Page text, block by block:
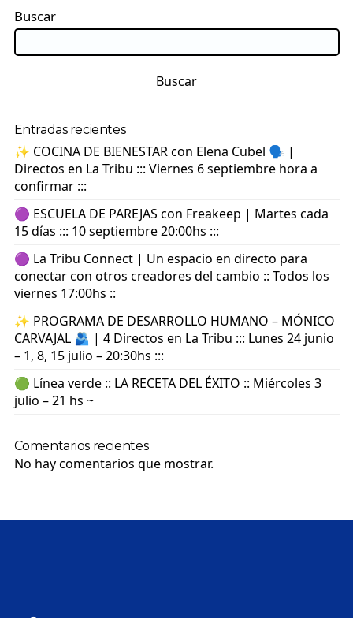
Buscar
Buscar
Entradas recientes
✨ COCINA DE BIENESTAR con Elena Cubel 🗣️ |
Directos en La Tribu ::: Viernes 6 septiembre hora a
confirmar :::
🟣 ESCUELA DE PAREJAS con Freakeep | Martes cada
15 días ::: 10 septiembre 20:00hs :::
🟣 La Tribu Connect | Un espacio en directo para
conectar con otros creadores del cambio :: Todos los
viernes 17:00hs ::
✨ PROGRAMA DE DESARROLLO HUMANO – MÓNICO
CARVAJAL 🫂 | 4 Directos en La Tribu ::: Lunes 24 junio
– 1, 8, 15 julio – 20:30hs :::
🟢 Línea verde :: LA RECETA DEL ÉXITO :: Miércoles 3
julio – 21 hs ~
Comentarios recientes
No hay comentarios que mostrar.